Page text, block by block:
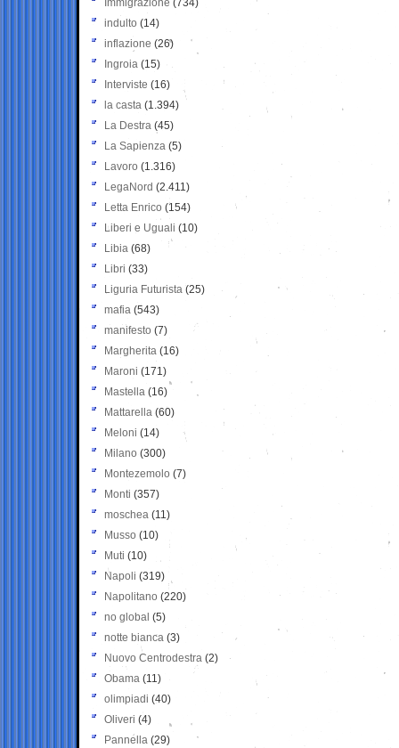
Immigrazione (734)
indulto (14)
inflazione (26)
Ingroia (15)
Interviste (16)
la casta (1.394)
La Destra (45)
La Sapienza (5)
Lavoro (1.316)
LegaNord (2.411)
Letta Enrico (154)
Liberi e Uguali (10)
Libia (68)
Libri (33)
Liguria Futurista (25)
mafia (543)
manifesto (7)
Margherita (16)
Maroni (171)
Mastella (16)
Mattarella (60)
Meloni (14)
Milano (300)
Montezemolo (7)
Monti (357)
moschea (11)
Musso (10)
Muti (10)
Napoli (319)
Napolitano (220)
no global (5)
notte bianca (3)
Nuovo Centrodestra (2)
Obama (11)
olimpiadi (40)
Oliveri (4)
Pannella (29)